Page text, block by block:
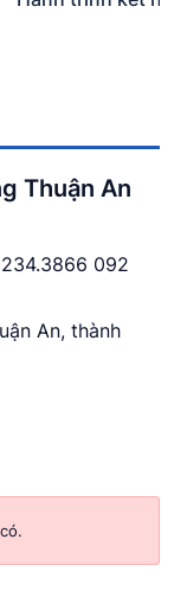
Thuận An
092
An, thành